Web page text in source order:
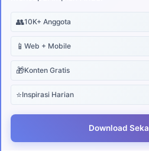
👥10K+ Anggota
📱 Web + Mobile
🎁Konten Gratis
⭐Inspirasi Harian
Download